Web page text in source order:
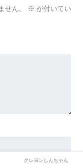
せん。 ※ が付いてい
クレヨンしんちゃん